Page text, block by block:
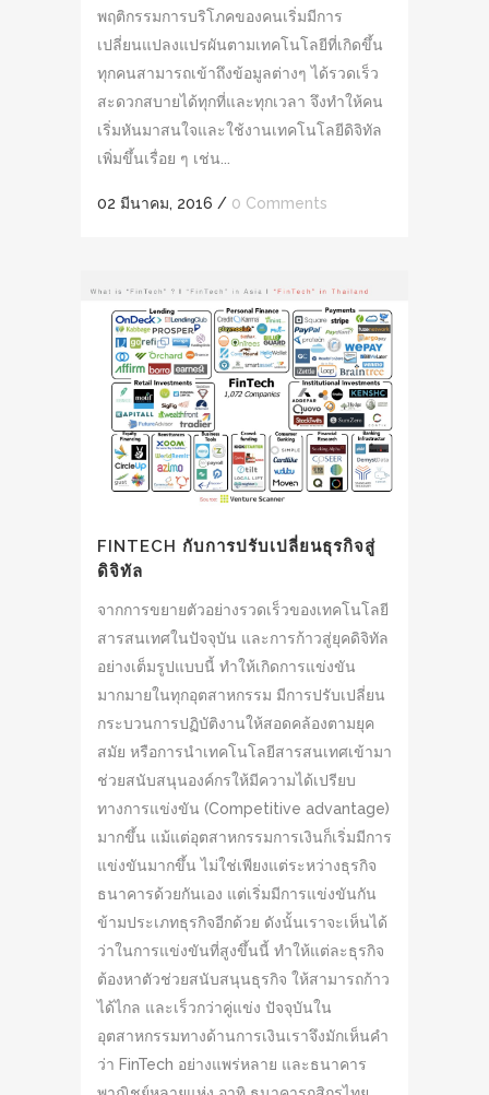
พฤติกรรมการบริโภคของคนเริ่มมีการ
เปลี่ยนแปลงแปรผันตามเทคโนโลยีที่เกิดขึ้น
ทุกคนสามารถเข้าถึงข้อมูลต่างๆ ได้รวดเร็ว
สะดวกสบายได้ทุกที่และทุกเวลา จึงทำให้คน
เริ่มหันมาสนใจและใช้งานเทคโนโลยีดิจิทัล
เพิ่มขึ้นเรื่อย ๆ เช่น...
02 มีนาคม, 2016 / 0 Comments
FINTECH กับการปรับเปลี่ยนธุรกิจสู่
ดิจิทัล
จากการขยายตัวอย่างรวดเร็วของเทคโนโลยี
สารสนเทศในปัจจุบัน และการก้าวสู่ยุคดิจิทัล
อย่างเต็มรูปแบบนี้ ทำให้เกิดการแข่งขัน
มากมายในทุกอุตสาหกรรม มีการปรับเปลี่ยน
กระบวนการปฏิบัติงานให้สอดคล้องตามยุค
สมัย หรือการนำเทคโนโลยีสารสนเทศเข้ามา
ช่วยสนับสนุนองค์กรให้มีความได้เปรียบ
ทางการแข่งขัน (Competitive advantage)
มากขึ้น แม้แต่อุตสาหกรรมการเงินก็เริ่มมีการ
แข่งขันมากขึ้น ไม่ใช่เพียงแต่ระหว่างธุรกิจ
ธนาคารด้วยกันเอง แต่เริ่มมีการแข่งขันกัน
ข้ามประเภทธุรกิจอีกด้วย ดังนั้นเราจะเห็นได้
ว่าในการแข่งขันที่สูงขึ้นนี้ ทำให้แต่ละธุรกิจ
ต้องหาตัวช่วยสนับสนุนธุรกิจ ให้สามารถก้าว
ได้ไกล และเร็วกว่าคู่แข่ง ปัจจุบันใน
อุตสาหกรรมทางด้านการเงินเราจึงมักเห็นคำ
ว่า FinTech อย่างแพร่หลาย และธนาคาร